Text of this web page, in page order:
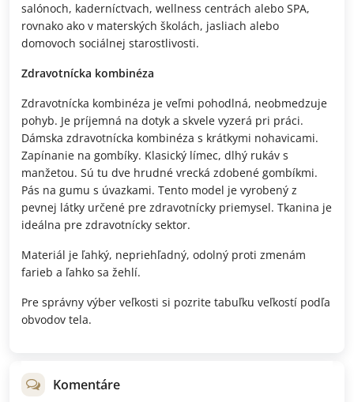
salónoch, kaderníctvach, wellness centrách alebo SPA,
rovnako ako v materských školách, jasliach alebo
domovoch sociálnej starostlivosti.
Zdravotnícka kombinéza
Zdravotnícka kombinéza je veľmi pohodlná, neobmedzuje
pohyb. Je príjemná na dotyk a skvele vyzerá pri práci.
Dámska zdravotnícka kombinéza s krátkymi nohavicami.
Zapínanie na gombíky. Klasický límec, dlhý rukáv s
manžetou. Sú tu dve hrudné vrecká zdobené gombíkmi.
Pás na gumu s úvazkami. Tento model je vyrobený z
pevnej látky určené pre zdravotnícky priemysel. Tkanina je
ideálna pre zdravotnícky sektor.
Materiál je ľahký, nepriehľadný, odolný proti zmenám
farieb a ľahko sa žehlí.
Pre správny výber veľkosti si pozrite tabuľku veľkostí podľa
obvodov tela.
Komentáre